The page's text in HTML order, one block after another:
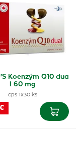
Koenzým Q10 dua
l 60 mg
cps 1x30 ks